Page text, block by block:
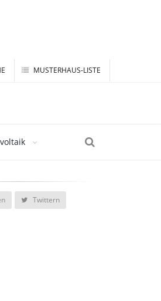
MUSTERHAUS-LISTE
Twittern